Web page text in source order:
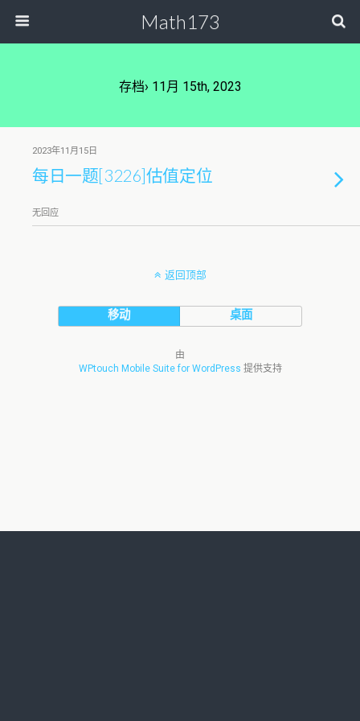
Math173
存档› 11月 15th, 2023
2023年11月15日
每日一题[3226]估值定位
无回应
返回顶部
移动 桌面
由
WPtouch Mobile Suite for WordPress 提供支持